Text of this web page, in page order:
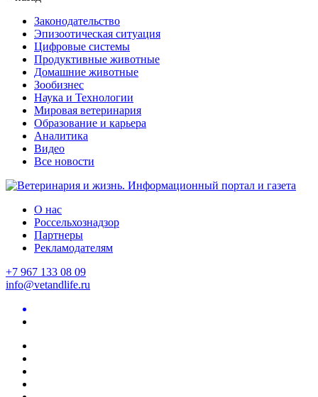
Законодательство
Эпизоотическая ситуация
Цифровые системы
Продуктивные животные
Домашние животные
Зообизнес
Наука и Технологии
Мировая ветеринария
Образование и карьера
Аналитика
Видео
Все новости
О нас
Россельхознадзор
Партнеры
Рекламодателям
+7 967 133 08 09
info@vetandlife.ru